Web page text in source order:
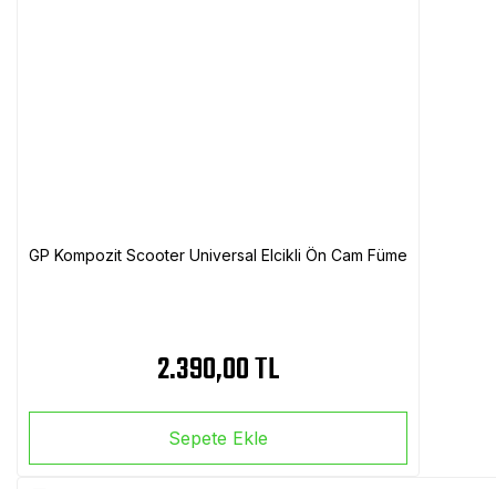
GP Kompozit Scooter Universal Elcikli Ön Cam Füme
2.390,00 TL
Sepete Ekle